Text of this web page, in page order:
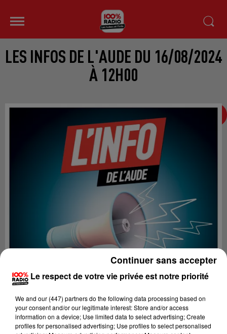
LES INFOS DE L'AUDE DU 16/08/2024
À 12H00
Le respect de votre vie privée est notre priorité
We and our (447) partnersdo the following data processing based on
your consent and/or our legitimate interest: Store and/or access
information on a device; Use limited data to select advertising; Create
profiles for personalised advertising; Use profiles to select personalised
Continuer sans accepter